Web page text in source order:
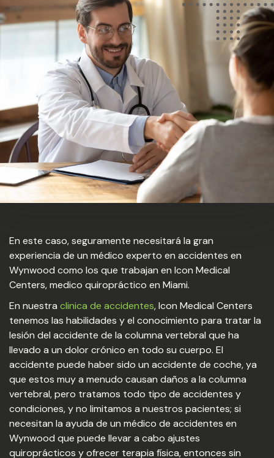
En este caso, seguramente necesitará la gran
experiencia de un médico experto en accidentes en
Wynwood como los que trabajan en Icon Medical
Centers, medico quiropráctico en Miami.
En nuestra clinica de accidentes, Icon Medical Centers
tenemos las habilidades y el conocimiento para tratar la
lesión del accidente de la columna vertebral que ha
llevado a un dolor crónico en todo su cuerpo. El
accidente puede haber sido un accidente de coche, ya
que estos muy a menudo causan daños a la columna
vertebral, pero tratamos todo tipo de accidentes y
condiciones, y no limitamos a nuestros pacientes; si
necesitan la ayuda de un médico de accidentes en
Wynwood que puede llevar a cabo ajustes
quiroprácticos y ofrecer terapia física, entonces sin